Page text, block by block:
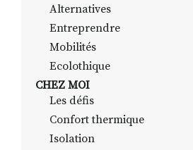
RECHERCHER
Alternatives
Entreprendre
Mobilités
Ecolothique
CHEZ MOI
Les défis
Confort thermique
Isolation